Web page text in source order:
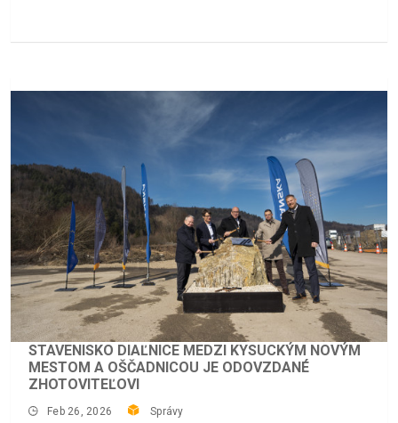
STAVENISKO DIAĽNICE MEDZI KYSUCKÝM NOVÝM
MESTOM A OŠČADNICOU JE ODOVZDANÉ
ZHOTOVITEĽOVI
Feb 26, 2026 Správy